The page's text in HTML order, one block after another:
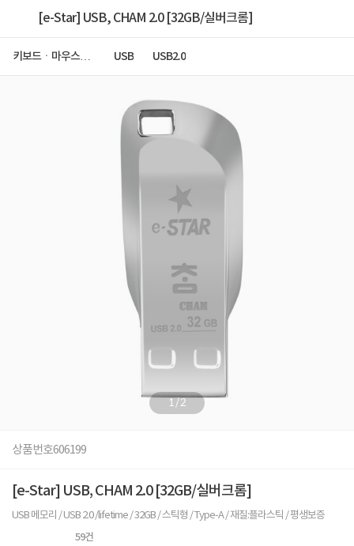
[e-Star] USB, CHAM 2.0 [32GB/실버크롬]
키보드ㆍ마우스ㆍ
USB USB2.0
1/2
상품번호606199
[e-Star] USB, CHAM 2.0 [32GB/실버크롬]
USB 메모리 / USB 2.0 /lifetime / 32GB / 스틱형 / Type-A / 재질:플라스틱 / 평생보증
59건